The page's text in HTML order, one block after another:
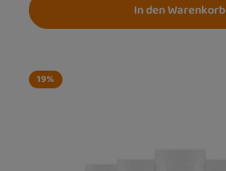
In den Warenkorb
19%